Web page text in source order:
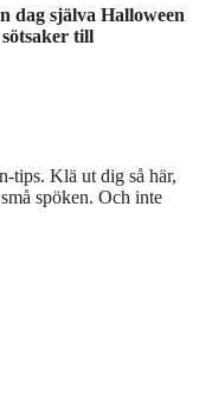
dag själva Halloween
till
tips. Klä ut dig så här,
spöken. Och inte